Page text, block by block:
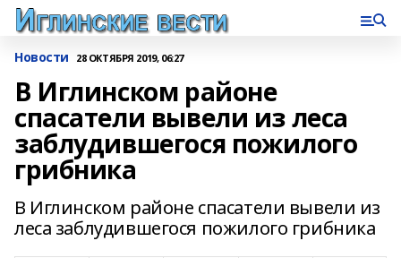
Новости 28 ОКТЯБРЯ 2019, 06:27
В Иглинском районе
спасатели вывели из леса
заблудившегося пожилого
грибника
В Иглинском районе спасатели вывели из
леса заблудившегося пожилого грибника